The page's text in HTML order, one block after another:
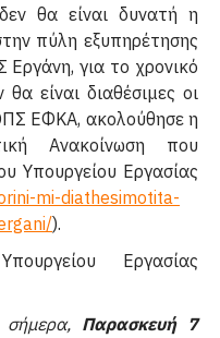
θα είναι δυνατή η
πύλη εξυπηρέτησης
Εργάνη, για το χρονικό
είναι διαθέσιμες οι
ΕΦΚΑ, ακολούθησε η
Ανακοίνωση που
Υπουργείου Εργασίας
mi-diathesimotita-
).
Εργασίας
Παρασκευή 7